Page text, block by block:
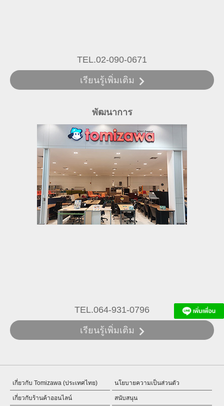
TEL.02-090-0671
เรียนรู้เพิ่มเติม
พัฒนาการ
TEL.064-931-0796
เรียนรู้เพิ่มเติม
เกี่ยวกับ Tomizawa (ประเทศไทย) นโยบายความเป็นส่วนตัว
เกี่ยวกับร้านค้าออนไลน์ สนับสนุน